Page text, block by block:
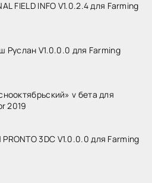
FIELD INFO V1.0.2.4 для Farming
Руслан V1.0.0.0 для Farming
v бета для
2019
3DC V1.0.0.0 для Farming